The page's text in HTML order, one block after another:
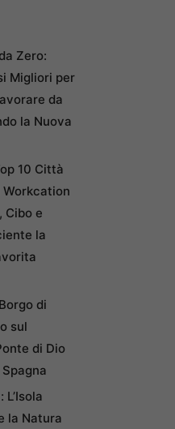
Zero:
Migliori per
da
la Nuova
10 Città
Cibo e
la
di
sul
di Dio
la Natura